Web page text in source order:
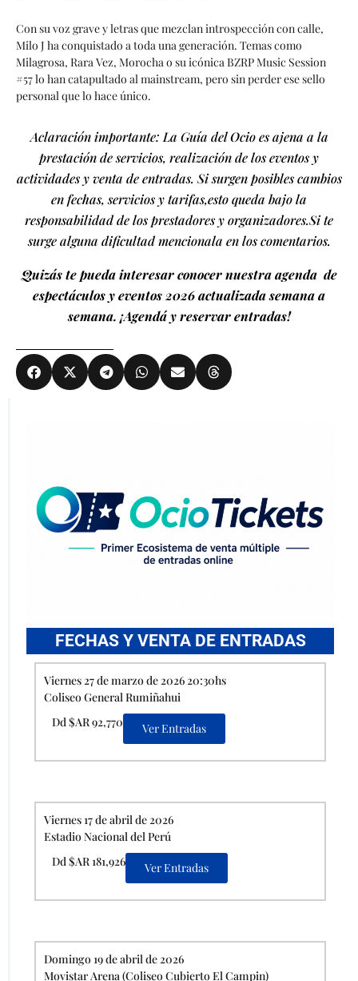
Con su voz grave y letras que mezclan introspección con calle,
Milo J ha conquistado a toda una generación. Temas como
Milagrosa, Rara Vez, Morocha o su icónica BZRP Music Session
#57 lo han catapultado al mainstream, pero sin perder ese sello
personal que lo hace único.
Aclaración importante: La Guía del Ocio es ajena a la
prestación de servicios, realización de los eventos y
actividades y venta de entradas. Si surgen posibles cambios
en fechas, servicios y tarifas,esto queda bajo la
responsabilidad de los prestadores y organizadores.Si te
surge alguna dificultad mencionala en los comentarios.
Quizás te pueda interesar conocer nuestra agenda de
espectáculos y eventos 2026 actualizada semana a
semana. ¡Agendá y reservar entradas!
FECHAS Y VENTA DE ENTRADAS
Viernes 27 de marzo de 2026 20:30hs
Coliseo General Rumiñahui
Dd $AR 92,770
Ver Entradas
Viernes 17 de abril de 2026
Estadio Nacional del Perú
Dd $AR 181,926
Ver Entradas
Domingo 19 de abril de 2026
Movistar Arena (Coliseo Cubierto El Campin)